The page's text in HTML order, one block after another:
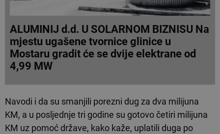
ALUMINIJ d.d. U SOLARNOM BIZNISU Na
mjestu ugašene tvornice glinice u
Mostaru gradit će se dvije elektrane od
4,99 MW
Navodi i da su smanjili porezni dug za dva milijuna
KM, a u posljednje tri godine su gotovo četiri milijuna
KM uz pomoć države, kako kaže, uplatili duga po